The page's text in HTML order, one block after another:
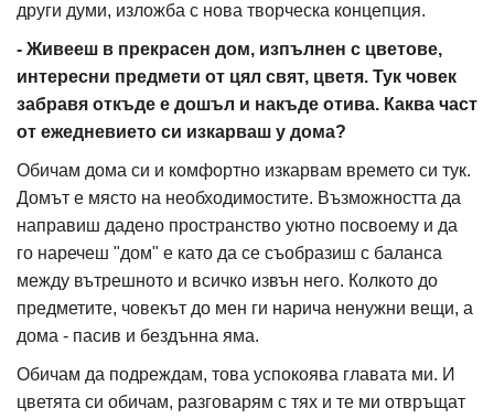
други думи, изложба с нова творческа концепция.
- Живееш в прекрасен дом, изпълнен с цветове,
интересни предмети от цял свят, цветя. Тук човек
забравя откъде е дошъл и накъде отива. Каква част
от ежедневието си изкарваш у дома?
Обичам дома си и комфортно изкарвам времето си тук.
Домът е място на необходимостите. Възможността да
направиш дадено пространство уютно посвоему и да
го наречеш "дом" е като да се съобразиш с баланса
между вътрешното и всичко извън него. Колкото до
предметите, човекът до мен ги нарича ненужни вещи, а
дома - пасив и бездънна яма.
Обичам да подреждам, това успокоява главата ми. И
цветята си обичам, разговарям с тях и те ми отвръщат